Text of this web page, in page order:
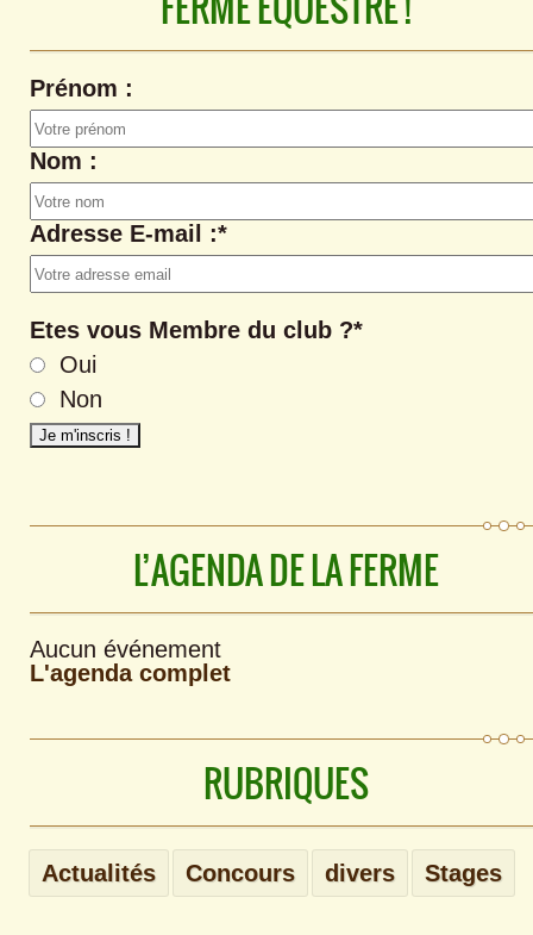
Prénom :
Nom :
Adresse E-mail :*
Etes vous Membre du club ?*
Oui
Non
L’AGENDA DE LA FERME
Aucun événement
L'agenda complet
RUBRIQUES
Actualités Concours divers Stages